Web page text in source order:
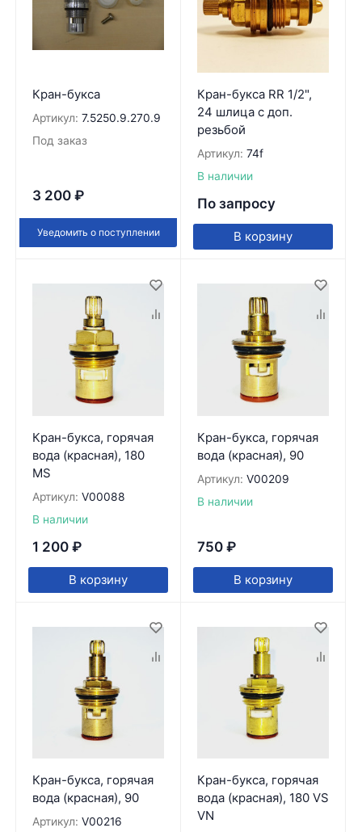
Кран-букса
Артикул: 7.5250.9.270.9
Под заказ
3 200 ₽
Уведомить о поступлении
Кран-букса RR 1/2",
24 шлица с доп.
резьбой
Артикул: 74f
В наличии
По запросу
В корзину
Кран-букса, горячая
вода (красная), 180
MS
Артикул: V00088
В наличии
1 200 ₽
В корзину
Кран-букса, горячая
вода (красная), 90
Артикул: V00209
В наличии
750 ₽
В корзину
Кран-букса, горячая
вода (красная), 90
Артикул: V00216
Кран-букса, горячая
вода (красная), 180 VS
VN